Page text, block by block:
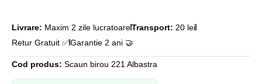
singure
Livrare: Maxim 2 zile lucratoareTransport: 20 lei
Retur Gratuit ✅Garantie 2 ani 🤝
Cod produs: Scaun birou 221 Albastra